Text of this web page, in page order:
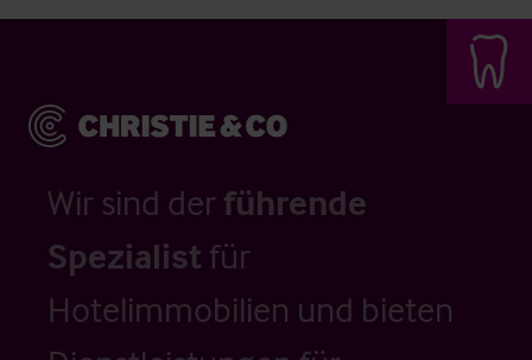
Wir sind der führende
Spezialistfür
Hotelimmobilien und bieten